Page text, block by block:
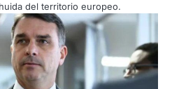
del territorio europeo.